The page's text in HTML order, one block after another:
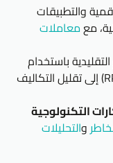
والتطبيقات
معمعاملات
باستخدام
تقنيات مثل الأتمتة الروبوتية للعمليات (RPA) إلى تقليل التكاليف
التكنولوجية
والتحليلات